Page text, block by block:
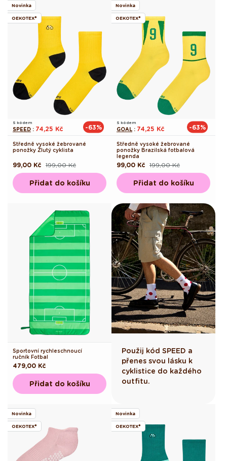
Novinka
OEKOTEX®
S kódem
SPEED : 74,25 Kč -63%
Středně vysoké žebrované
ponožky Žlutý cyklista
Běžná
cena
199,00 Kč
Výprodejová
cena
99,00 Kč
Přidat do košíku
Novinka
OEKOTEX®
S kódem
GOAL : 74,25 Kč -63%
Středně vysoké žebrované
ponožky Brazilská fotbalová
legenda
Běžná
cena
199,00 Kč
Výprodejová
cena
99,00 Kč
Přidat do košíku
Sportovní rychleschnoucí
ručník Fotbal
Běžná
cena
479,00 Kč
Přidat do košíku
Použij kód SPEED a
přenes svou lásku k
cyklistice do každého
outfitu.
Novinka
OEKOTEX®
Novinka
OEKOTEX®